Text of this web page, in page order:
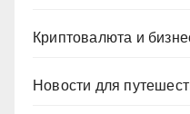
Криптовалюта и
Новости для